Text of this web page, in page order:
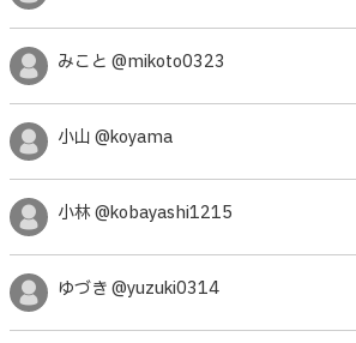
みこと @mikoto0323
小山 @koyama
小林 @kobayashi1215
ゆづき @yuzuki0314